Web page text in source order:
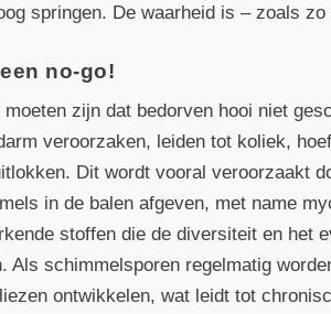
springen. De waarheid is – zoals
no-go!
zijn dat bedorven hooi niet
veroorzaken, leiden tot koliek,
Dit wordt vooral veroorzaakt
in de balen afgeven, met name
stoffen die de diversiteit en het
Als schimmelsporen regelmatig
ontwikkelen, wat leidt tot